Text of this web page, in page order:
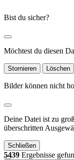
Bist du sicher?
Möchtest du diesen
Stornieren Löschen
Bilder können nicht
Deine Datei ist zu
überschritten
Schließen
5439 Ergebnisse